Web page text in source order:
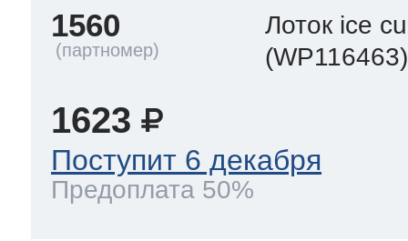
1560
Лоток ice
(WP116463)
1623
Поступит 6 декабря
Предоплата 50%